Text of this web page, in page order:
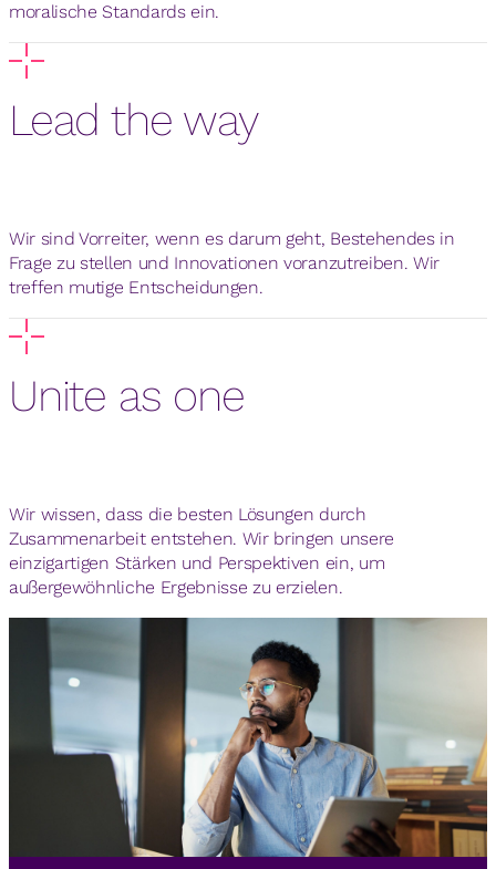
moralische Standards ein.
Lead the way
Wir sind Vorreiter, wenn es darum geht, Bestehendes in
Frage zu stellen und Innovationen voranzutreiben. Wir
treffen mutige Entscheidungen.
Unite as one
Wir wissen, dass die besten Lösungen durch
Zusammenarbeit entstehen. Wir bringen unsere
einzigartigen Stärken und Perspektiven ein, um
außergewöhnliche Ergebnisse zu erzielen.